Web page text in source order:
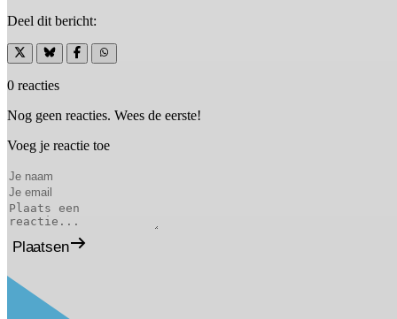
Deel dit bericht:
0 reacties
Nog geen reacties. Wees de eerste!
Voeg je reactie toe
Plaatsen